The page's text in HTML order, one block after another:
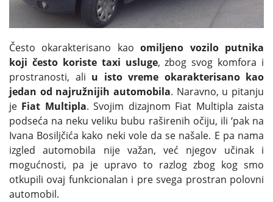
Često okarakterisano kaoomiljeno vozilo putnika
koji često koriste taxi usluge, zbog svog komfora i
prostranosti, ali u isto vreme okarakterisano kao
jedan od najružnijih automobila. Naravno, u pitanju
je Fiat Multipla. Svojim dizajnom Fiat Multipla zaista
podseća na neku veliku bubu raširenih očiju, ili ‘pak na
Ivana Bosiljčića kako neki vole da se našale. E pa nama
izgled automobila nije važan, već njegov učinak i
mogućnosti, pa je upravo to razlog zbog kog smo
otkupili ovaj funkcionalan i pre svega prostran polovni
automobil.